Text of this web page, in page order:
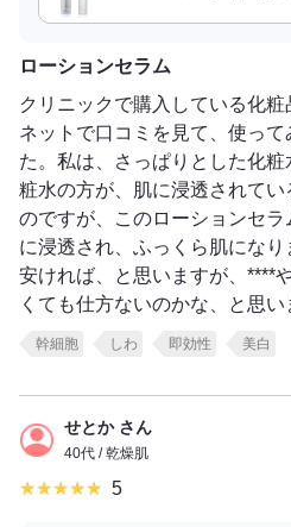
ローションセラム
クリニックで購入している化粧
ネットで口コミを見て、使っ
た。私は、さっぱりとした化
粧水の方が、肌に浸透されて
のですが、このローションセ
に浸透され、ふっくら肌にな
安ければ、と思いますが、****
くても仕方ないのかな、と思い
幹細胞 しわ 即効性 美白
せとか さん
40代 / 乾燥肌
5